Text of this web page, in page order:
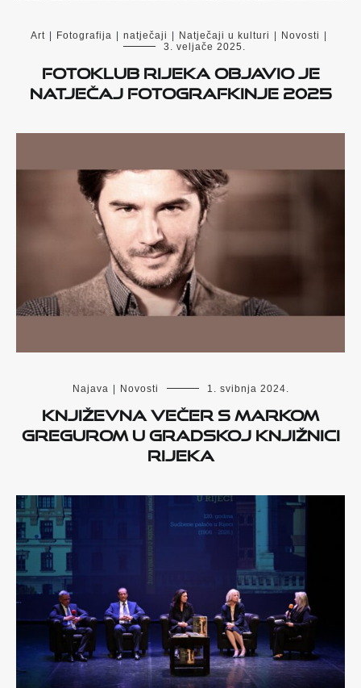
Art Fotografija natječaji Natječaji u kulturi Novosti
3. veljače 2025.
Fotoklub Rijeka objavio je
natječaj Fotografkinje 2025
Najava Novosti 1. svibnja 2024.
Književna večer s Markom
Gregurom u Gradskoj knjižnici
Rijeka